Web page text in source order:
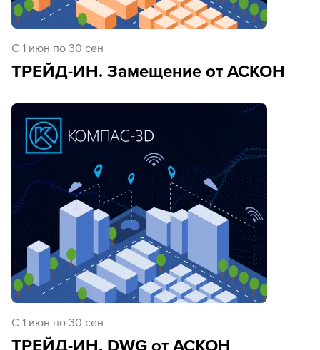
C 1 июн по 30 сен
ТРЕЙД-ИН. Замещение от АСКОН
C 1 июн по 30 сен
ТРЕЙД-ИН. DWG от АСКОН